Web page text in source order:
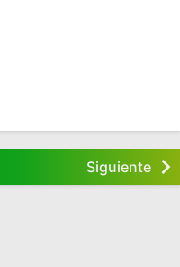
Siguiente